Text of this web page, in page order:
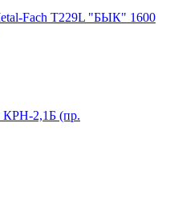
Fach Т229L "БЫК" 1600
КРН-2,1Б (пр.